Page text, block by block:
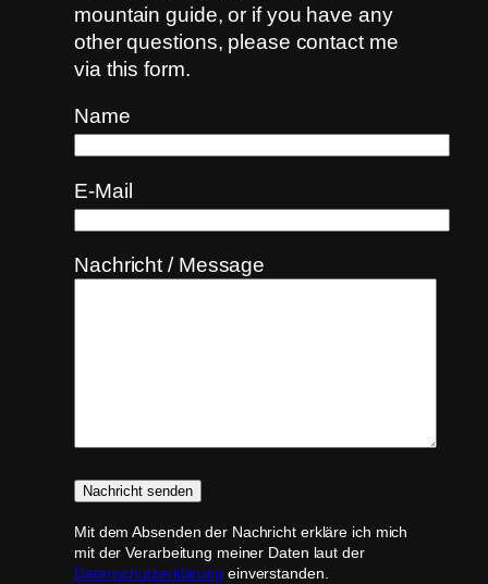
mountain guide, or if you have any
other questions, please contact me
via this form.
Name
E-Mail
Nachricht / Message
Mit dem Absenden der Nachricht erkläre ich mich
mit der Verarbeitung meiner Daten laut der
Datenschutzerklärung einverstanden.